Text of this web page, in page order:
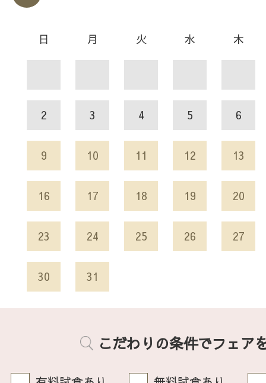
日 月 火 水 木
2 3 4 5 6
9 10 11 12 13
16 17 18 19 20
23 24 25 26 27
30 31
こだわりの条件でフェア